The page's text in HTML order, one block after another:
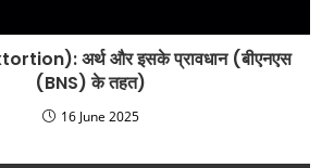
अर्थ और इसके प्रावधान (बीएनएस
(BNS) के तहत)
16 June 2025